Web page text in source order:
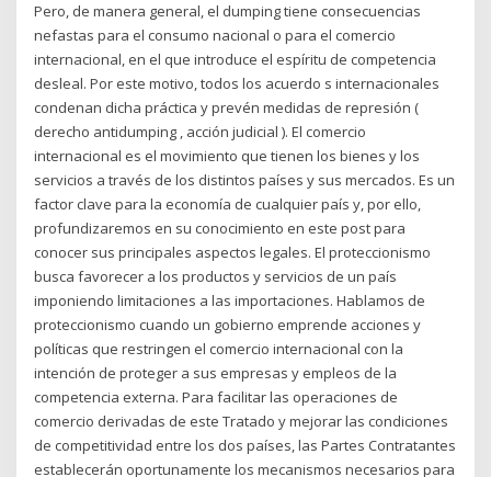
Pero, de manera general, el dumping tiene consecuencias
nefastas para el consumo nacional o para el comercio
internacional, en el que introduce el espíritu de competencia
desleal. Por este motivo, todos los acuerdo s internacionales
condenan dicha práctica y prevén medidas de represión (
derecho antidumping , acción judicial ). El comercio
internacional es el movimiento que tienen los bienes y los
servicios a través de los distintos países y sus mercados. Es un
factor clave para la economía de cualquier país y, por ello,
profundizaremos en su conocimiento en este post para
conocer sus principales aspectos legales. El proteccionismo
busca favorecer a los productos y servicios de un país
imponiendo limitaciones a las importaciones. Hablamos de
proteccionismo cuando un gobierno emprende acciones y
políticas que restringen el comercio internacional con la
intención de proteger a sus empresas y empleos de la
competencia externa. Para facilitar las operaciones de
comercio derivadas de este Tratado y mejorar las condiciones
de competitividad entre los dos países, las Partes Contratantes
establecerán oportunamente los mecanismos necesarios para